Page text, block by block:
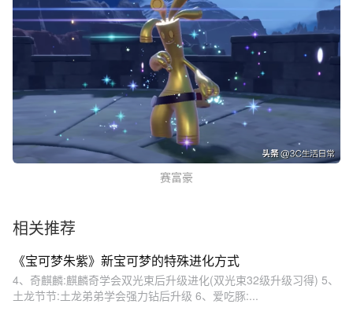
赛富豪
相关推荐
《宝可梦朱紫》新宝可梦的特殊进化方式
4、奇麒麟:麒麟奇学会双光束后升级进化(双光束32级升级习得) 5、
土龙节节:土龙弟弟学会强力钻后升级 6、爱吃豚:...